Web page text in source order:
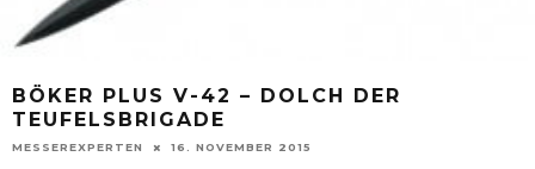
BÖKER PLUS V-42 – DOLCH DER
TEUFELSBRIGADE
MESSEREXPERTEN 16. NOVEMBER 2015